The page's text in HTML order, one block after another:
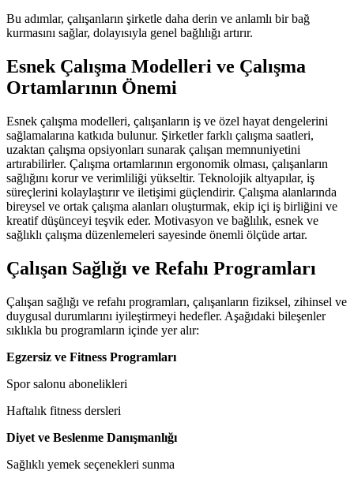
Bu adımlar, çalışanların şirketle daha derin ve anlamlı bir bağ
kurmasını sağlar, dolayısıyla genel bağlılığı artırır.
Esnek Çalışma Modelleri ve Çalışma
Ortamlarının Önemi
Esnek çalışma modelleri, çalışanların iş ve özel hayat dengelerini
sağlamalarına katkıda bulunur. Şirketler farklı çalışma saatleri,
uzaktan çalışma opsiyonları sunarak çalışan memnuniyetini
artırabilirler. Çalışma ortamlarının ergonomik olması, çalışanların
sağlığını korur ve verimliliği yükseltir. Teknolojik altyapılar, iş
süreçlerini kolaylaştırır ve iletişimi güçlendirir. Çalışma alanlarında
bireysel ve ortak çalışma alanları oluşturmak, ekip içi iş birliğini ve
kreatif düşünceyi teşvik eder. Motivasyon ve bağlılık, esnek ve
sağlıklı çalışma düzenlemeleri sayesinde önemli ölçüde artar.
Çalışan Sağlığı ve Refahı Programları
Çalışan sağlığı ve refahı programları, çalışanların fiziksel, zihinsel ve
duygusal durumlarını iyileştirmeyi hedefler. Aşağıdaki bileşenler
sıklıkla bu programların içinde yer alır:
Egzersiz ve Fitness Programları
Spor salonu abonelikleri
Haftalık fitness dersleri
Diyet ve Beslenme Danışmanlığı
Sağlıklı yemek seçenekleri sunma